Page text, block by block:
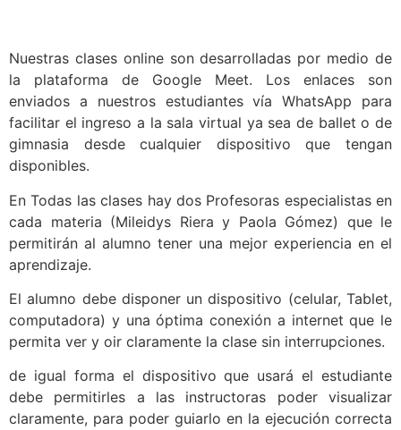
Nuestras clases online son desarrolladas por medio de
la plataforma de Google Meet. Los enlaces son
enviados a nuestros estudiantes vía WhatsApp para
facilitar el ingreso a la sala virtual ya sea de ballet o de
gimnasia desde cualquier dispositivo que tengan
disponibles.
En Todas las clases hay dos Profesoras especialistas en
cada materia (Mileidys Riera y Paola Gómez) que le
permitirán al alumno tener una mejor experiencia en el
aprendizaje.
El alumno debe disponer un dispositivo (celular, Tablet,
computadora) y una óptima conexión a internet que le
permita ver y oir claramente la clase sin interrupciones.
de igual forma el dispositivo que usará el estudiante
debe permitirles a las instructoras poder visualizar
claramente, para poder guiarlo en la ejecución correcta